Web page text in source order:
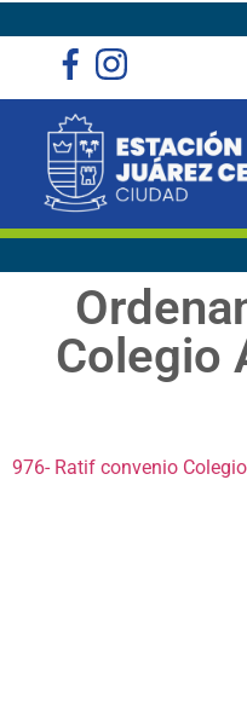
Colegio
976- Ratif convenio